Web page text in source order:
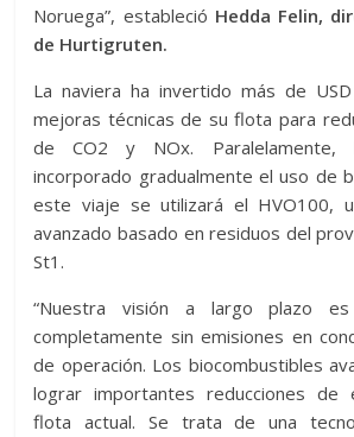
Noruega”, estableció Hedda Felin,
de Hurtigruten.
La naviera ha invertido más de
mejoras técnicas de su flota para
de CO2 y NOx. Paralelamente,
incorporado gradualmente el uso de
este viaje se utilizará el HVO100,
avanzado basado en residuos del
St1.
“Nuestra visión a largo plazo
completamente sin emisiones en
de operación. Los biocombustibles
lograr importantes reducciones de
flota actual. Se trata de una